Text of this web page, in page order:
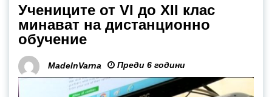
Учениците от VI до XII клас
минават на дистанционно
обучение
MadeInVarna Преди 6 години